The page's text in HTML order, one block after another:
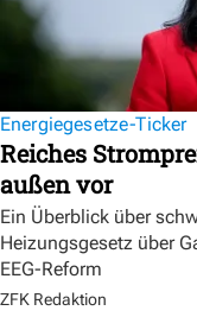
Energiegesetze-Ticker
Reiches
außen vor
Ein Überblick über
Heizungsgesetz über
EEG-Reform
ZFK Redaktion